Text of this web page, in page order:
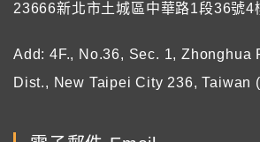
23666新北市土城區中華路1段36號4
Add: 4F., No.36, Sec. 1, Zhonghua
Dist., New Taipei City 236, Taiwan